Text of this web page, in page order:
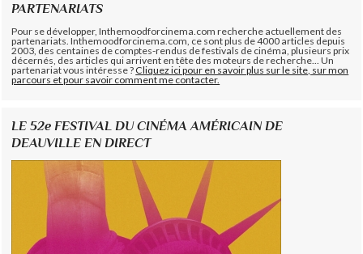
PARTENARIATS
Pour se développer, Inthemoodforcinema.com recherche actuellement des
partenariats. Inthemoodforcinema.com, ce sont plus de 4000 articles depuis
2003, des centaines de comptes-rendus de festivals de cinéma, plusieurs prix
décernés, des articles qui arrivent en tête des moteurs de recherche... Un
partenariat vous intéresse ?Cliquez ici pour en savoir plus sur le site, sur mon
parcours et pour savoir comment me contacter.
LE 52e FESTIVAL DU CINÉMA AMÉRICAIN DE
DEAUVILLE EN DIRECT